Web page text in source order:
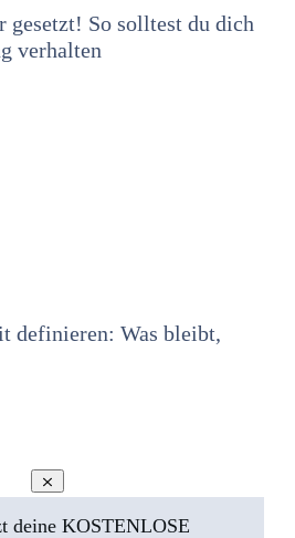
gesetzt! So solltest du dich
verhalten
definieren: Was bleibt,
deine KOSTENLOSE